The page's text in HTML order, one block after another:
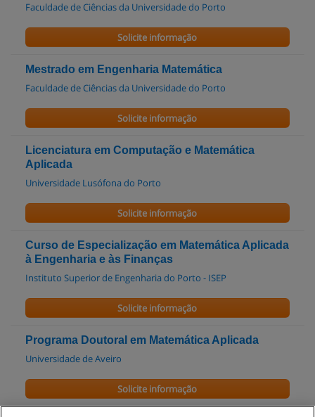
Faculdade de Ciências da Universidade do Porto
Solicite informação
Mestrado em Engenharia Matemática
Faculdade de Ciências da Universidade do Porto
Solicite informação
Licenciatura em Computação e Matemática
Aplicada
Universidade Lusófona do Porto
Solicite informação
Curso de Especialização em Matemática Aplicada
à Engenharia e às Finanças
Instituto Superior de Engenharia do Porto - ISEP
Solicite informação
Programa Doutoral em Matemática Aplicada
Universidade de Aveiro
Solicite informação